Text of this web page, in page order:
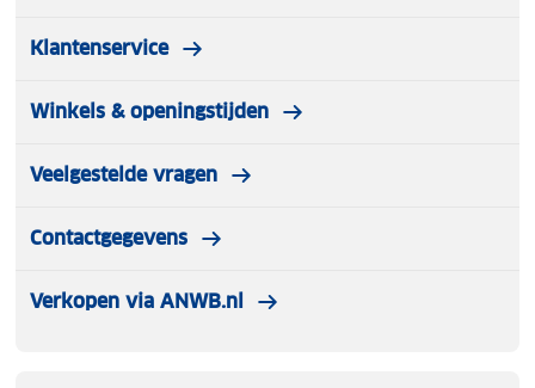
Klantenservice
Winkels & openingstijden
Veelgestelde vragen
Contactgegevens
Verkopen via ANWB.nl